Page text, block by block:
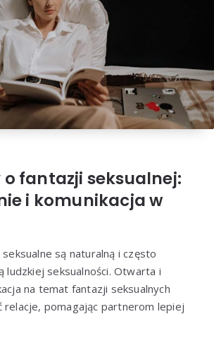
o fantazji seksualnej:
i komunikacja w
są naturalną i często
ludzkiej seksualności. Otwarta i
na temat fantazji seksualnych
relacje, pomagając partnerom lepiej